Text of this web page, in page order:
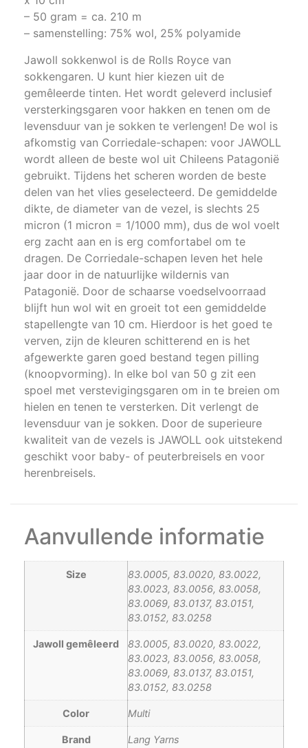
– 50 gram = ca. 210 m
– samenstelling: 75% wol, 25% polyamide
Jawoll sokkenwol is de Rolls Royce van
sokkengaren. U kunt hier kiezen uit de
gemêleerde tinten. Het wordt geleverd inclusief
versterkingsgaren voor hakken en tenen om de
levensduur van je sokken te verlengen! De wol is
afkomstig van Corriedale-schapen: voor JAWOLL
wordt alleen de beste wol uit Chileens Patagonië
gebruikt. Tijdens het scheren worden de beste
delen van het vlies geselecteerd. De gemiddelde
dikte, de diameter van de vezel, is slechts 25
micron (1 micron = 1/1000 mm), dus de wol voelt
erg zacht aan en is erg comfortabel om te
dragen. De Corriedale-schapen leven het hele
jaar door in de natuurlijke wildernis van
Patagonië. Door de schaarse voedselvoorraad
blijft hun wol wit en groeit tot een gemiddelde
stapellengte van 10 cm. Hierdoor is het goed te
verven, zijn de kleuren schitterend en is het
afgewerkte garen goed bestand tegen pilling
(knoopvorming). In elke bol van 50 g zit een
spoel met verstevigingsgaren om in te breien om
hielen en tenen te versterken. Dit verlengt de
levensduur van je sokken. Door de superieure
kwaliteit van de vezels is JAWOLL ook uitstekend
geschikt voor baby- of peuterbreisels en voor
herenbreisels.
Aanvullende informatie
Size
83.0005, 83.0020, 83.0022,
83.0023, 83.0056, 83.0058,
83.0069, 83.0137, 83.0151,
83.0152, 83.0258
Jawoll gemêleerd
83.0005, 83.0020, 83.0022,
83.0023, 83.0056, 83.0058,
83.0069, 83.0137, 83.0151,
83.0152, 83.0258
Color Multi
Brand Lang Yarns